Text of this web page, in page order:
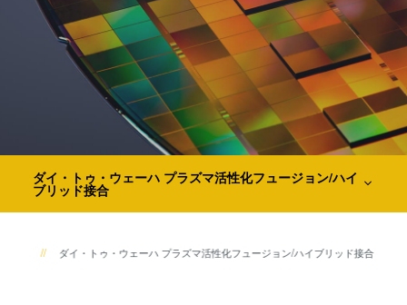
中文 (ZH)
ウェーハ接合装置
検査・計測装置
プロセス開発サービス
ナノインプリント・リソグラ
フィ（NIL） - SmartNIL®
ウェーハレベル・オプティク
ス（WLO）
光リソグラフィ
レジストプロセス
仮接合・剥離
陽極接合
展示会・セミナー
サプライヤーおよびパートナ
ー企業
R&D Projects
採用情報
INSIDER
How do I become an Insider?
サービス
お問い合わせ
ダイ・トゥ・ウェーハ プラズマ活性化フュージョン/ハイ
ブリッド接合
光リソグラフィ
レジストプロセス
液相拡散(TLP)接合
ダイ・トゥ・ウェーハ プラズマ活性化フュージョン/ハイブリッド接合